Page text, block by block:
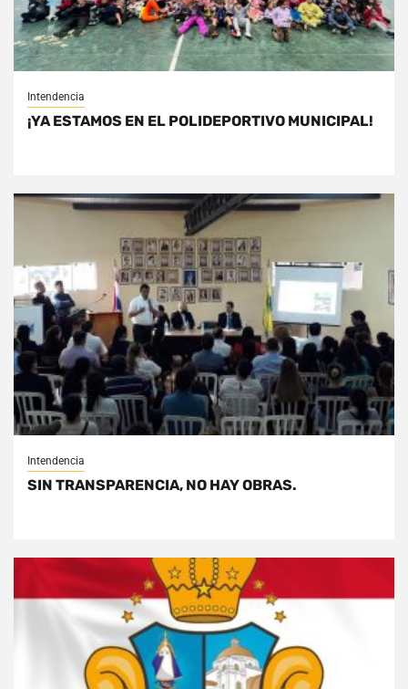
Intendencia
¡YA ESTAMOS EN EL POLIDEPORTIVO MUNICIPAL!
Intendencia
SIN TRANSPARENCIA, NO HAY OBRAS.